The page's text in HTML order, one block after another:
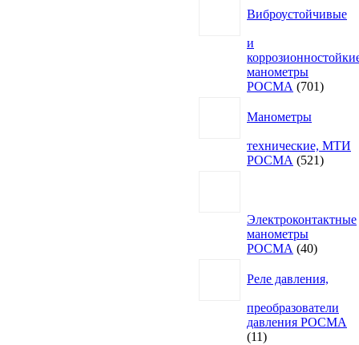
Виброустойчивые
и
манометры
РОСМА
701701
Манометры
технические, МТИ
РОСМА
521521
Электроконтактные
манометры
РОСМА
4040
Реле давления,
преобразователи
давления РОСМА
1111